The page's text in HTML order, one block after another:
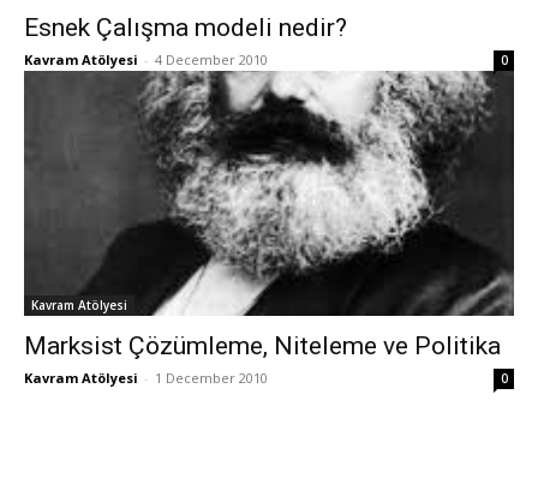
Esnek Çalışma modeli nedir?
Kavram Atölyesi - 4 December 2010 0
Kavram Atölyesi
Marksist Çözümleme, Niteleme ve Politika
Kavram Atölyesi - 1 December 2010 0